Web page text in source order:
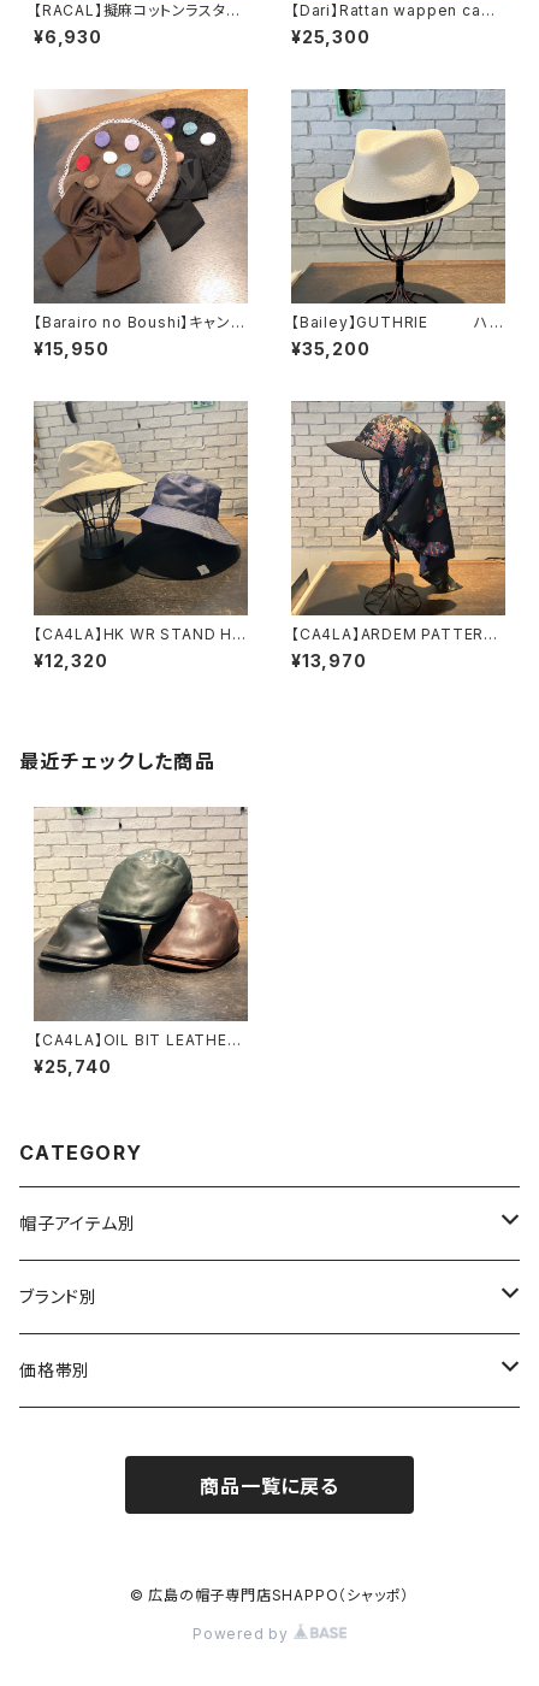
【RACAL】擬麻コットンラスタタ
ムベレー ベレー RL-
26-1424
¥6,930
【Dari】Rattan wappen cap
¥25,300
【Barairo no Boushi】キャンデ
ィベレー ベレー L0
07816
¥15,950
【Bailey】GUTHRIE ハッ
ト 63114
¥35,200
【CA4LA】HK WR STAND HA
T LB ハット DOU0
2154
¥12,320
【CA4LA】ARDEM PATTERN
キャップ SHK0134
2
¥13,970
最近チェックした商品
【CA4LA】OIL BIT LEATHER
HUNTING ハンチング
ZKN02571
¥25,740
CATEGORY
帽子アイテム別
ハット
布帛（布・ニット・レザー等）
キャスケット
ブランド別
CA4LA / カシラ
La Maison de Lyllis / ラメゾンドリリス
MIGHTY SHINE / マイティシャイン
価格帯別
5,501〜11,000円
11,001円～15,000円
商品一覧に戻る
© 広島の帽子専門店SHAPPO（シャッポ）
Powered by